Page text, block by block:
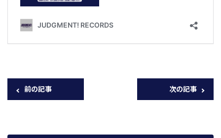
前の記事 次の記事